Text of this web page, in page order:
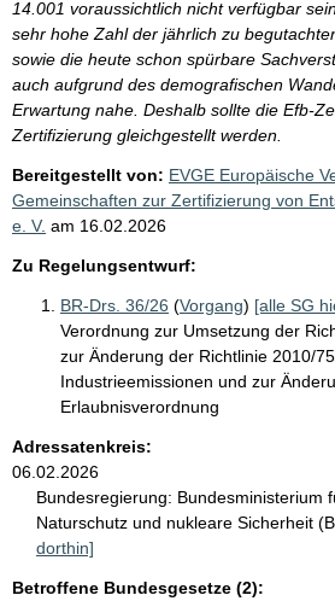
14.001 voraussichtlich nicht verfügbar
sehr hohe Zahl der jährlich zu
sowie die heute schon spürbare
auch aufgrund des demografischen
Erwartung nahe. Deshalb sollte die Efb-
Zertifizierung gleichgestellt werden.
Bereitgestellt von: EVGE Europäische
Gemeinschaften zur Zertifizierung von
e. V. am 16.02.2026
Zu Regelungsentwurf:
BR-Drs. 36/26 (Vorgang) [alle SG
Verordnung zur Umsetzung der
zur Änderung der Richtlinie 2010/
Industrieemissionen und zur
Erlaubnisverordnung
Adressatenkreis:
06.02.2026
Bundesregierung: Bundesministerium
Naturschutz und nukleare Sicherheit
dorthin]
Betroffene Bundesgesetze (2):